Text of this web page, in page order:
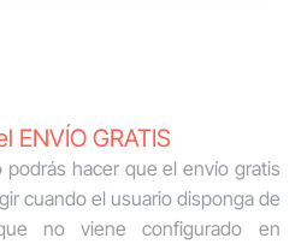
ENVÍO GRATIS
hacer que el envío gratis
cuando el usuario disponga de
no viene configurado en